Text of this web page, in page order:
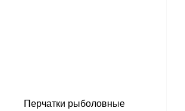
Перчатки рыболовные